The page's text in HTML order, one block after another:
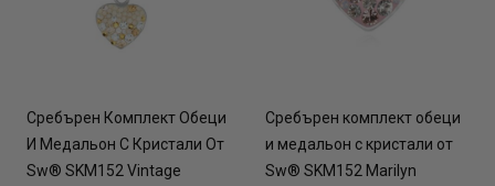
Сребърен Комплект Обеци
И Медальон С Кристали От
Sw® SKM152 Vintage
Сребърен комплект обеци
и медальон с кристали от
Sw® SKM152 Marilyn